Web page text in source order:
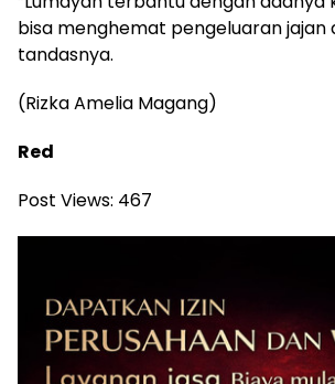
bisa menghemat pengeluaran jajan
tandasnya.
(Rizka Amelia Magang)
Red
Post Views: 467